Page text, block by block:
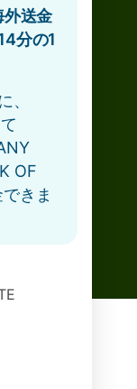
送金
分の1
、
OF
きま